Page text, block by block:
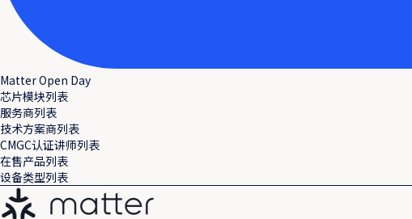
Matter Open Day
芯片模块列表
服务商列表
技术方案商列表
CMGC认证讲师列表
在售产品列表
设备类型列表